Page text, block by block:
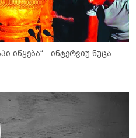
იწყება“ - ინტერვიუ ნუცა